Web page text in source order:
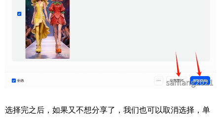
选择完之后，如果又不想分享了，我们也可以取消选择，单